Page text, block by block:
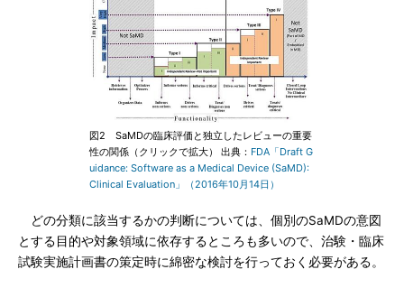
図2 SaMDの臨床評価と独立したレビューの重要
性の関係（クリックで拡大） 出典： FDA「Draft G
uidance: Software as a Medical Device (SaMD):
Clinical Evaluation」（2016年10月14日）
どの分類に該当するかの判断については、個別のSaMDの意図
とする目的や対象領域に依存するところも多いので、治験・臨床
試験実施計画書の策定時に綿密な検討を行っておく必要がある。